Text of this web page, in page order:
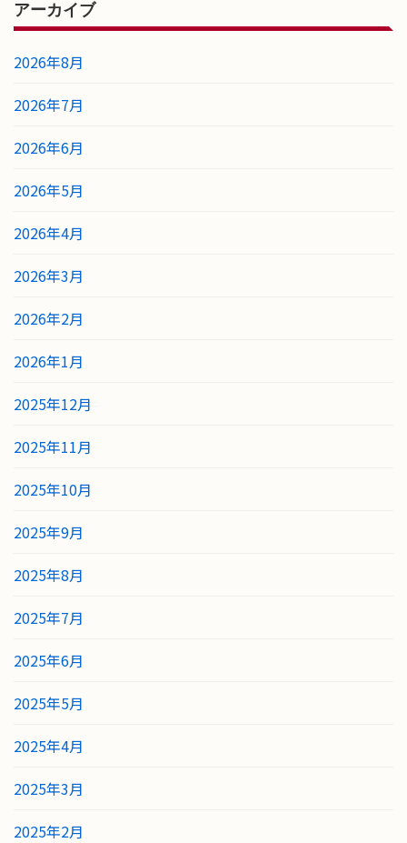
アーカイブ
2026年8月
2026年7月
2026年6月
2026年5月
2026年4月
2026年3月
2026年2月
2026年1月
2025年12月
2025年11月
2025年10月
2025年9月
2025年8月
2025年7月
2025年6月
2025年5月
2025年4月
2025年3月
2025年2月